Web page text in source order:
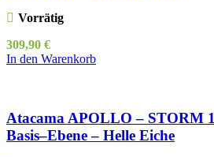
Vorrätig
309,90 €
In den Warenkorb
Atacama APOLLO – STORM
Basis–Ebene – Helle Eiche